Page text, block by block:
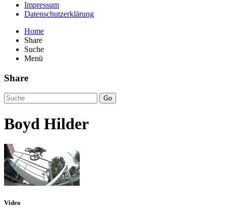
Impressum
Datenschutzerklärung
Home
Share
Suche
Menü
Share
Go
Boyd Hilder
Video